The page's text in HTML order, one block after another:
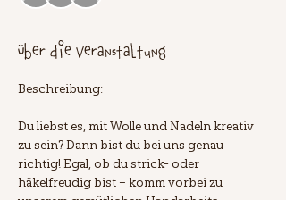
Über die Veranstaltung
Beschreibung:
Du liebst es, mit Wolle und Nadeln kreativ
zu sein? Dann bist du bei uns genau
richtig! Egal, ob du strick- oder
häkelfreudig bist – komm vorbei zu
unserem gemütlichen Handarbeits-